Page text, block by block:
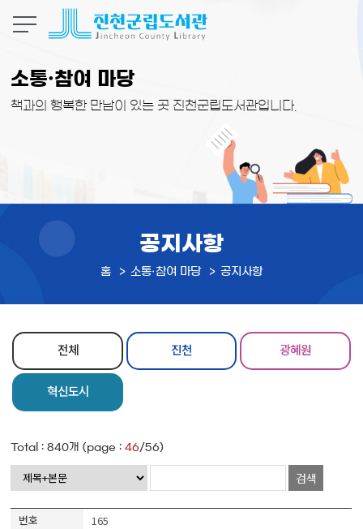
소통·참여 마당
책과의 행복한 만남이 있는 곳 진천군립도서관입니다.
공지사항
홈 소통·참여 마당 공지사항
전체 진천 광혜원
혁신도시
Total :840개 (page :46/56)
검색
165